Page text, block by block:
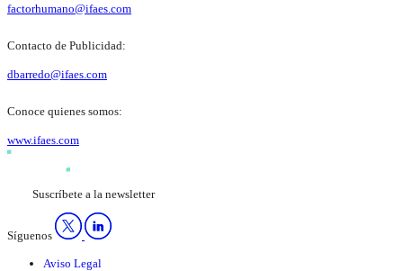
factorhumano@ifaes.com
Contacto de Publicidad:
dbarredo@ifaes.com
Conoce quienes somos:
www.ifaes.com
Suscríbete a la newsletter
Síguenos
Aviso Legal